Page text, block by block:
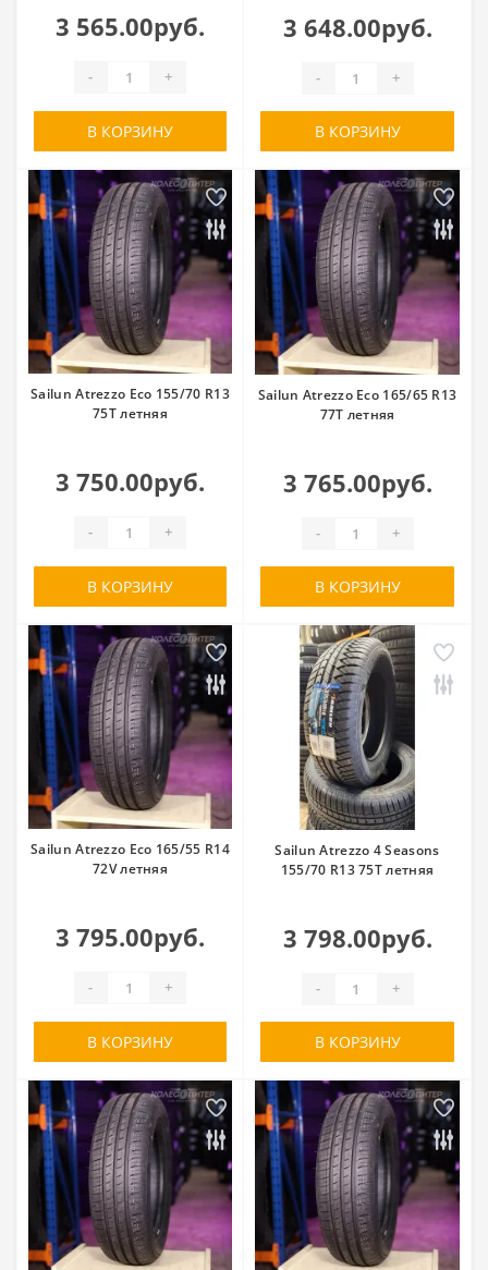
3 565.00руб.
- +
В КОРЗИНУ
3 648.00руб.
- +
В КОРЗИНУ
Sailun Atrezzo Eco 155/70 R13
75T летняя
3 750.00руб.
- +
В КОРЗИНУ
Sailun Atrezzo Eco 165/65 R13
77T летняя
3 765.00руб.
- +
В КОРЗИНУ
Sailun Atrezzo Eco 165/55 R14
72V летняя
3 795.00руб.
- +
В КОРЗИНУ
Sailun Atrezzo 4 Seasons
155/70 R13 75T летняя
3 798.00руб.
- +
В КОРЗИНУ